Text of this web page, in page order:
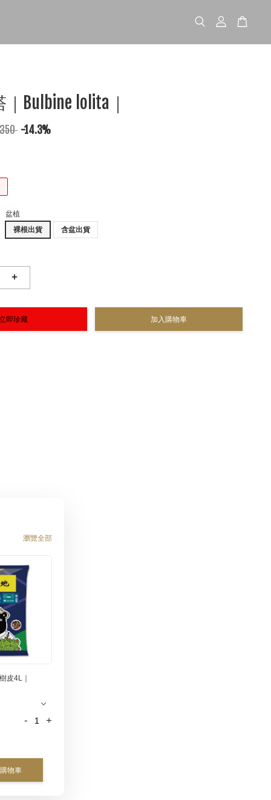
Bulbine lolita｜
-14.3%
盆植
裸根出貨
含盆出貨
+
即珍藏 加入購物車
瀏覽全部
皮4L｜
- +
物車